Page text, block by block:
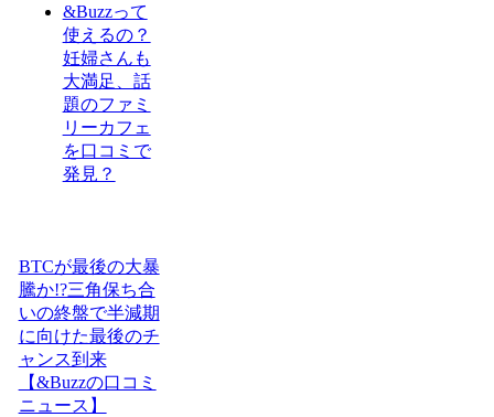
&Buzzって
使えるの？
妊婦さんも
大満足、話
題のファミ
リーカフェ
を口コミで
発見？
BTCが最後の大暴
騰か!?三角保ち合
いの終盤で半減期
に向けた最後のチ
ャンス到来
【&Buzzの口コミ
ニュース】